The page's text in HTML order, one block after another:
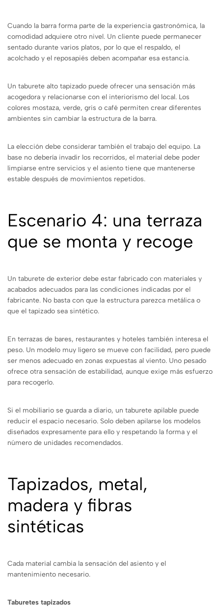
Cuando la barra forma parte de la experiencia gastronómica, la
comodidad adquiere otro nivel. Un cliente puede permanecer
sentado durante varios platos, por lo que el respaldo, el
acolchado y el reposapiés deben acompañar esa estancia.
Un taburete alto tapizado puede ofrecer una sensación más
acogedora y relacionarse con el interiorismo del local. Los
colores mostaza, verde, gris o café permiten crear diferentes
ambientes sin cambiar la estructura de la barra.
La elección debe considerar también el trabajo del equipo. La
base no debería invadir los recorridos, el material debe poder
limpiarse entre servicios y el asiento tiene que mantenerse
estable después de movimientos repetidos.
Escenario 4: una terraza
que se monta y recoge
Un taburete de exterior debe estar fabricado con materiales y
acabados adecuados para las condiciones indicadas por el
fabricante. No basta con que la estructura parezca metálica o
que el tapizado sea sintético.
En terrazas de bares, restaurantes y hoteles también interesa el
peso. Un modelo muy ligero se mueve con facilidad, pero puede
ser menos adecuado en zonas expuestas al viento. Uno pesado
ofrece otra sensación de estabilidad, aunque exige más esfuerzo
para recogerlo.
Si el mobiliario se guarda a diario, un taburete apilable puede
reducir el espacio necesario. Solo deben apilarse los modelos
diseñados expresamente para ello y respetando la forma y el
número de unidades recomendados.
Tapizados, metal,
madera y fibras
sintéticas
Cada material cambia la sensación del asiento y el
mantenimiento necesario.
Taburetes tapizados